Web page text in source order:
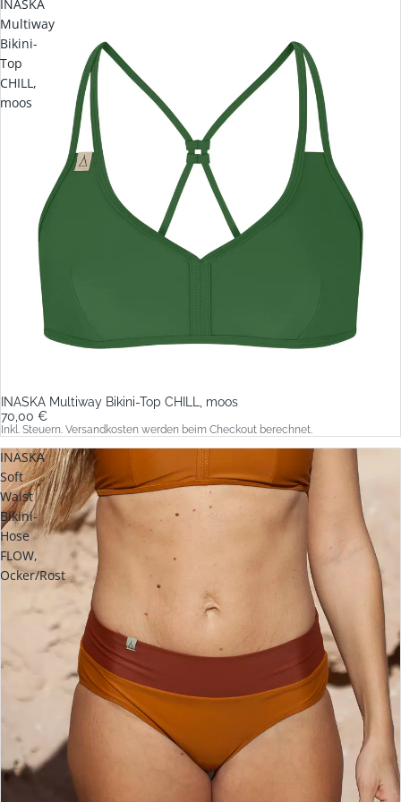
INASKA
Multiway
Bikini-
Top
CHILL,
moos
INASKA Multiway Bikini-Top CHILL, moos
70,00 €
Inkl. Steuern. Versandkosten werden beim Checkout berechnet.
INASKA
Soft
Waist
Bikini-
Hose
FLOW,
Ocker/Rost